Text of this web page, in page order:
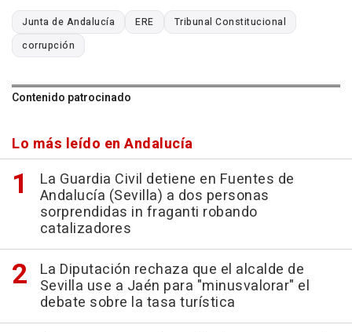
Junta de Andalucía ERE
Tribunal Constitucional
corrupción
Contenido patrocinado
Lo más leído en Andalucía
La Guardia Civil detiene en Fuentes de
Andalucía (Sevilla) a dos personas
sorprendidas in fraganti robando
catalizadores
La Diputación rechaza que el alcalde de
Sevilla use a Jaén para "minusvalorar" el
debate sobre la tasa turística